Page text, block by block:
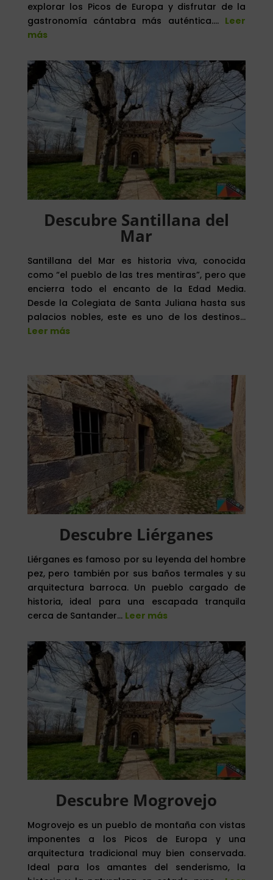
explorar los Picos de Europa y disfrutar de la
gastronomía cántabra más auténtica…. Leer
más
Descubre Santillana del
Mar
Santillana del Mar es historia viva, conocida
como “el pueblo de las tres mentiras”, pero que
encierra todo el encanto de la Edad Media.
Desde la Colegiata de Santa Juliana hasta sus
palacios nobles, este es uno de los destinos…
Leer más
Descubre Liérganes
Liérganes es famoso por su leyenda del hombre
pez, pero también por sus baños termales y su
arquitectura barroca. Un pueblo cargado de
historia, ideal para una escapada tranquila
cerca de Santander… Leer más
Descubre Mogrovejo
Mogrovejo es un pueblo de montaña con vistas
imponentes a los Picos de Europa y una
arquitectura tradicional muy bien conservada.
Ideal para los amantes del senderismo, la